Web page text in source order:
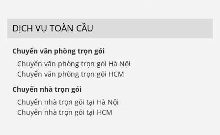
DỊCH VỤ TOÀN CẦU
Chuyển văn phòng trọn gói
Chuyển văn phòng trọn gói Hà Nội
Chuyển văn phòng trọn gói HCM
Chuyển nhà trọn gói
Chuyển nhà trọn gói tại Hà Nội
Chuyển nhà trọn gói tại HCM